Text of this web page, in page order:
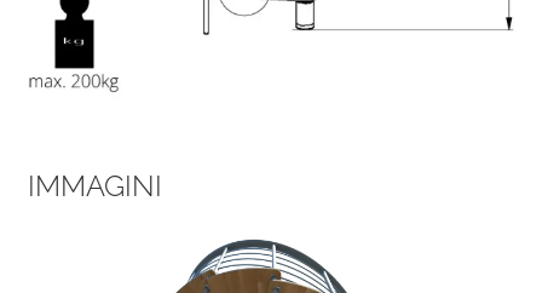
IMMAGINI